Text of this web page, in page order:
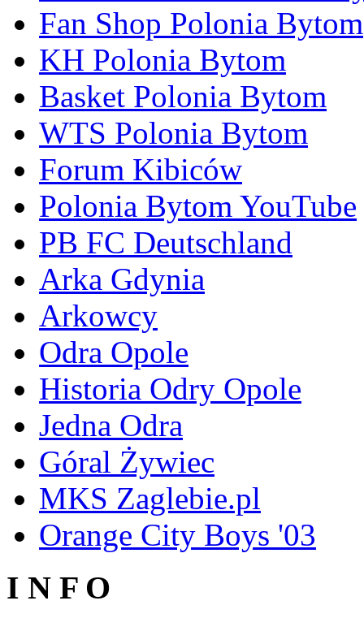
Fan Shop Polonia Bytom
KH Polonia Bytom
Basket Polonia Bytom
WTS Polonia Bytom
Forum Kibiców
Polonia Bytom YouTube
PB FC Deutschland
Arka Gdynia
Arkowcy
Odra Opole
Historia Odry Opole
Jedna Odra
Góral Żywiec
MKS Zaglebie.pl
Orange City Boys '03
I N F O